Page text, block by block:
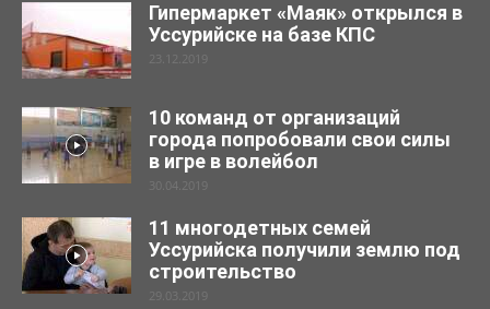
Гипермаркет «Маяк» открылся в
Уссурийске на базе КПС
23.12.2019
10 команд от организаций
города попробовали свои силы
в игре в волейбол
30.04.2019
11 многодетных семей
Уссурийска получили землю под
строительство
29.03.2019